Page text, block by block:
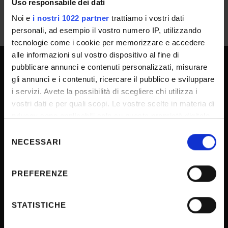
Uso responsabile dei dati
Noi e i nostri 1022 partner trattiamo i vostri dati
personali, ad esempio il vostro numero IP, utilizzando
tecnologie come i cookie per memorizzare e accedere
alle informazioni sul vostro dispositivo al fine di
pubblicare annunci e contenuti personalizzati, misurare
gli annunci e i contenuti, ricercare il pubblico e sviluppare
i servizi. Avete la possibilità di scegliere chi utilizza i
vostri dati e per quali scopi. Le vostre scelte in materia di
modificare o revocare il proprio consenso in qualsiasi
momento dalla Dichiarazione sui cookie o facendo clic
raccogliere informazioni sulla tua posizione
geografica, con un'approssimazione di qualche
delNECESSARI
PREFERENZE
STATISTICHE
UNIVERSITY SERVICES
Transparency